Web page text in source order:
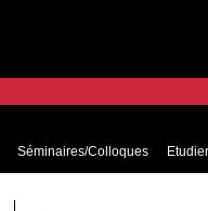
Séminaires/Colloques